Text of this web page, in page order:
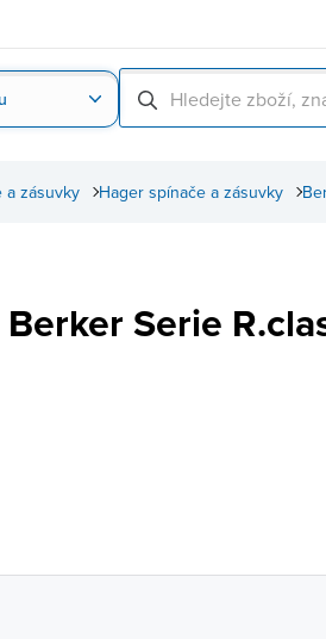
Hager spínače a zásuvky
a zásuvky
Serie